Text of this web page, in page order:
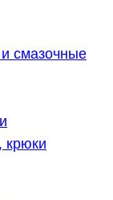
смазочные
крюки